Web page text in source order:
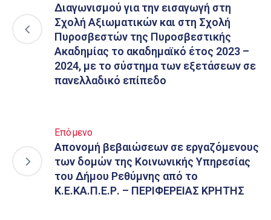
Διαγωνισμού για την εισαγωγή στη
Σχολή Αξιωματικών και στη Σχολή
Πυροσβεστών της Πυροσβεστικής
Ακαδημίας το ακαδημαϊκό έτος 2023 –
2024, με το σύστημα των εξετάσεων σε
πανελλαδικό επίπεδο
Επόμενο
Απονομή βεβαιώσεων σε εργαζόμενους
των δομών της Κοινωνικής Υπηρεσίας
του Δήμου Ρεθύμνης από το
Κ.Ε.ΚΑ.Π.Ε.Ρ. – ΠΕΡΙΦΕΡΕΙΑΣ ΚΡΗΤΗΣ